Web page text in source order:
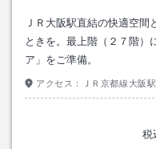
ＪＲ大阪駅直結の快適空
ときを。最上階（２７階）
ア」をご準備。
アクセス： ＪＲ京都線大阪
税